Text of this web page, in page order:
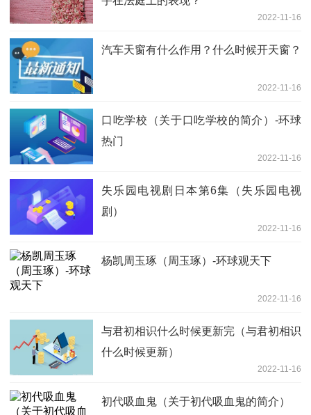
2022-11-16
汽车天窗有什么作用？什么时候开天窗？
2022-11-16
口吃学校（关于口吃学校的简介）-环球
热门
2022-11-16
失乐园电视剧日本第6集（失乐园电视
剧）
2022-11-16
杨凯周玉琢（周玉琢）-环球观天下
2022-11-16
与君初相识什么时候更新完（与君初相识
什么时候更新）
2022-11-16
初代吸血鬼（关于初代吸血鬼的简介）